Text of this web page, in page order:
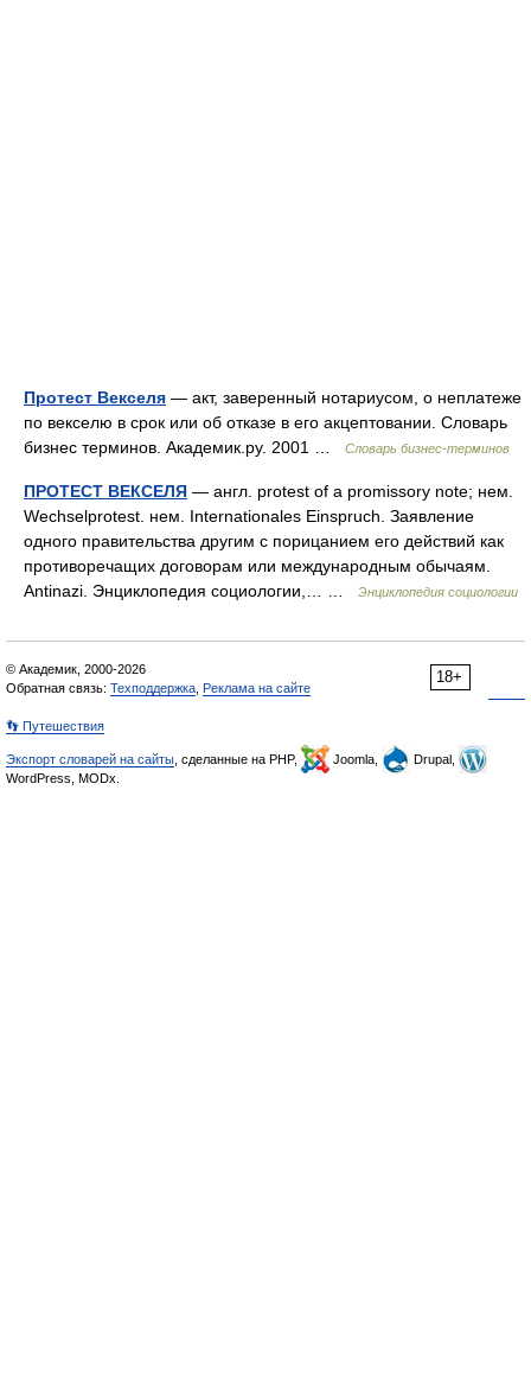
Протест Векселя — акт, заверенный нотариусом, о неплатеже
по векселю в срок или об отказе в его акцептовании. Словарь
бизнес терминов. Академик.ру. 2001 …
Словарь бизнес-терминов
ПРОТЕСТ ВЕКСЕЛЯ — англ. protest of a promissory note; нем.
Wechselprotest. нем. Internationales Einspruch. Заявление
одного правительства другим с порицанием его действий как
противоречащих договорам или международным обычаям.
Antinazi. Энциклопедия социологии,… …
Энциклопедия социологии
18+
© Академик, 2000-2026
Обратная связь: Техподдержка Реклама на сайте
👣 Путешествия
Экспорт словарей на сайты , сделанные на PHP, Joomla,
Drupal,
WordPress, MODx.